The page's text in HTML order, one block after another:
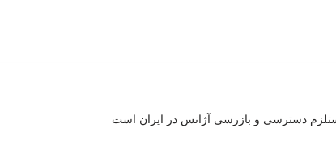
دسترسی و بازرسی آژانس در ایران است